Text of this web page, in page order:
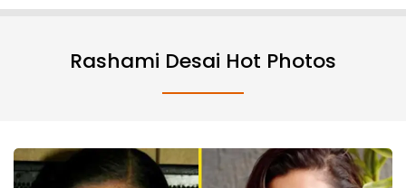
Rashami Desai Hot Photos